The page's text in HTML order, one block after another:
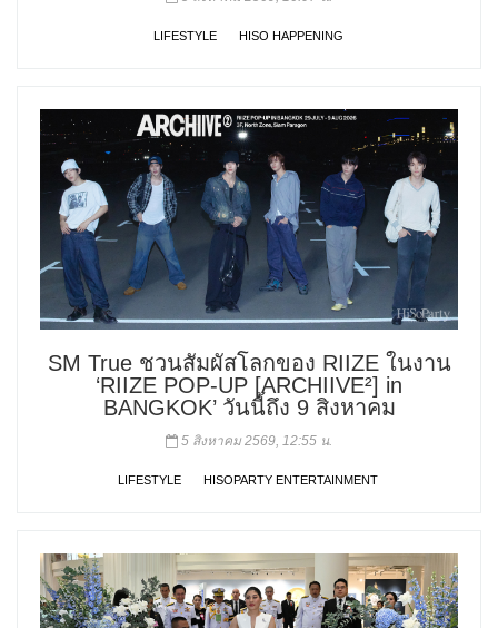
LIFESTYLE HISO HAPPENING
SM True ชวนสัมผัสโลกของ RIIZE ในงาน
‘RIIZE POP-UP [ARCHIIVE²] in
BANGKOK’ วันนี้ถึง 9 สิงหาคม
5 สิงหาคม 2569, 12:55 น.
LIFESTYLE HISOPARTY ENTERTAINMENT